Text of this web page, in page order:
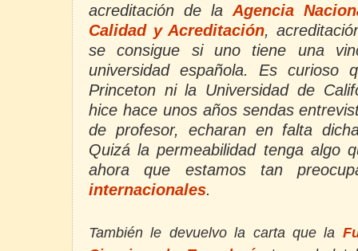
acreditación de la Agencia
Calidad y Acreditación,
se consigue si uno tiene una
universidad española. Es curioso
Princeton ni la Universidad de
hice hace unos años sendas
de profesor, echaran en falta
Quizá la permeabilidad tenga algo
ahora que estamos tan
internacionales.
También le devuelvo la carta quela